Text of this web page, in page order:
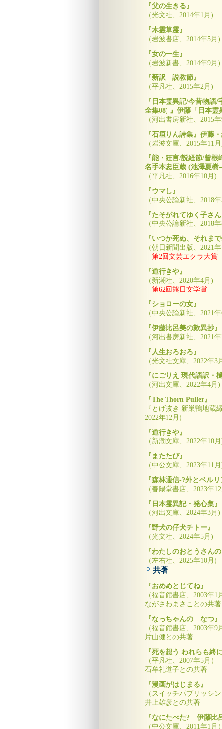
『父の生きる』
（光文社、2014年1月)
『木霊草霊』
（岩波書店、2014年5月)
『女の一生』
（岩波新書、2014年9月)
『新訳 説教節』
（平凡社、2015年2月)
『日本霊異記/今昔物語
全集08) 』伊藤「日本霊
（河出書房新社、2015
『石垣りん詩集』伊藤
（岩波文庫、2015年11
『能・狂言/説経節/曾
名手本忠臣蔵 (池澤夏樹
（平凡社、2016年10月)
『ウマし』
（中央公論新社、2018
『たそがれてゆく子さ
（中央公論新社、2018
『いつか死ぬ、それま
（朝日新聞出版、2021
第2回文芸エクラ大賞
『道行きや』
（新潮社、2020年4月)
第62回熊日文学賞
『ショローの女』
（中央公論新社、2021
『伊藤比呂美の歎異抄』
（河出書房新社、2021
『人生おろおろ』
（光文社文庫、2022年3
『にごりえ 現代語訳・
（河出文庫、2022年4月)
『The Thorn Puller』
『とげ抜き 新巣鴨地蔵
2022年12月)
『道行きや』
（新潮文庫、2022年10
『またたび』
（中公文庫、2023年11
『森林通信-?外とベル
（春陽堂書店、2023年
『日本霊異記・発心集』
（河出文庫、2024年3月)
『野犬の仔犬チトー』
（光文社、2024年5月)
『わたしのおとうさん
（左右社、2025年10月)
共著
『おめめとじてね』
（福音館書店、2003年1
ながさわまさことの共著
『なっちゃんの なつ』
（福音館書店、2003年9
片山健との共著
『死を想う われらも終
（平凡社、2007年5月）
石牟礼道子との共著
『漫画がはじまる』
（スイッチパブリッシ
井上雄彦との共著
『なにたべた?―伊藤比
（中公文庫、2011年1月